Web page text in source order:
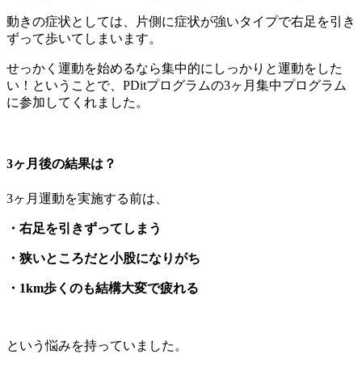
動きの症状としては、片側に症状が強いタイプで右足を引き
ずって歩いてしまいます。
せっかく運動を始めるなら集中的にしっかりと運動をした
い！ということで、PDitプログラムの3ヶ月集中プログラム
に参加してくれました。
3ヶ月後の結果は？
3ヶ月運動を実施する前は、
・右足を引きずってしまう
・狭いところだと小股になりがち
・1km歩くのも結構大変で疲れる
という悩みを持っていました。